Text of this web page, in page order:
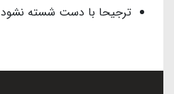
ترجیحا با دست شسته نشود